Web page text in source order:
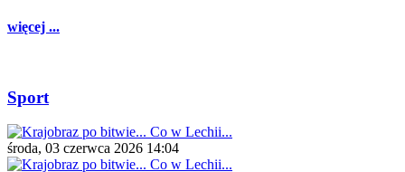
więcej ...
Sport
środa, 03 czerwca 2026 14:04